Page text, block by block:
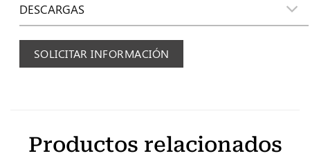
DESCARGAS
SOLICITAR INFORMACIÓN
Productos relacionados